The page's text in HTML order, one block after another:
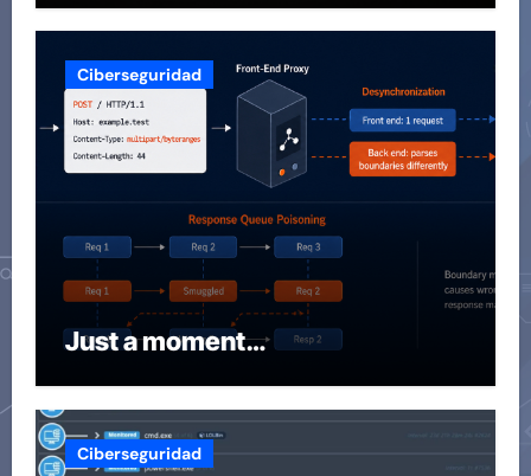
Ciberseguridad
Just a moment…
Ciberseguridad